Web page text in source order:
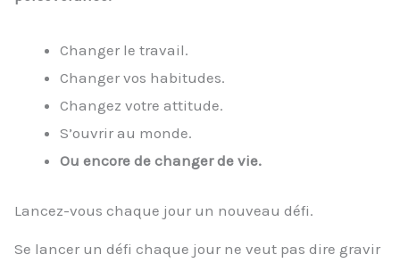
Changer le travail.
Changer vos habitudes.
Changez votre attitude.
S’ouvrir au monde.
Ou encore de changer de vie.
Lancez-vous chaque jour un nouveau défi.
Se lancer un défi chaque jour ne veut pas dire gravir